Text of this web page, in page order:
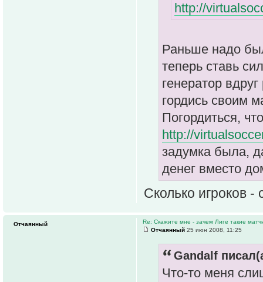
http://
Раньше надо
теперь ставь
генератор
гордись своим
Погордиться,
http://
задумка была,
денег вместо
Сколько игроков
Re: Скажите мне - зачем Лиге такие
Отчаянный 25 июн 2008, 11:25
Gandalf
Что-то меня
Отчаянный